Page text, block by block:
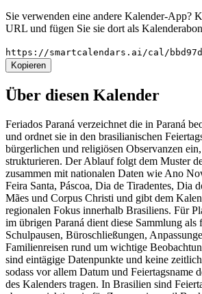
Sie verwenden eine andere Kalender-App?
URL und fügen Sie sie dort als
https://smartcalendars.ai/cal/
Kopieren
Über diesen Kalender
Feriados Paraná verzeichnet die in Paraná
und ordnet sie in den brasilianischen
bürgerlichen und religiösen Observanzen
strukturieren. Der Ablauf folgt dem Muster
zusammen mit nationalen Daten wie Ano
Feira Santa, Páscoa, Dia de Tiradentes, Dia
Mães und Corpus Christi und gibt dem
regionalen Fokus innerhalb Brasiliens. Für
im übrigen Paraná dient diese Sammlung als
Schulpausen, Büroschließungen,
Familienreisen rund um wichtige
sind eintägige Datenpunkte und keine
sodass vor allem Datum und Feiertagsname
des Kalenders tragen. In Brasilien sind